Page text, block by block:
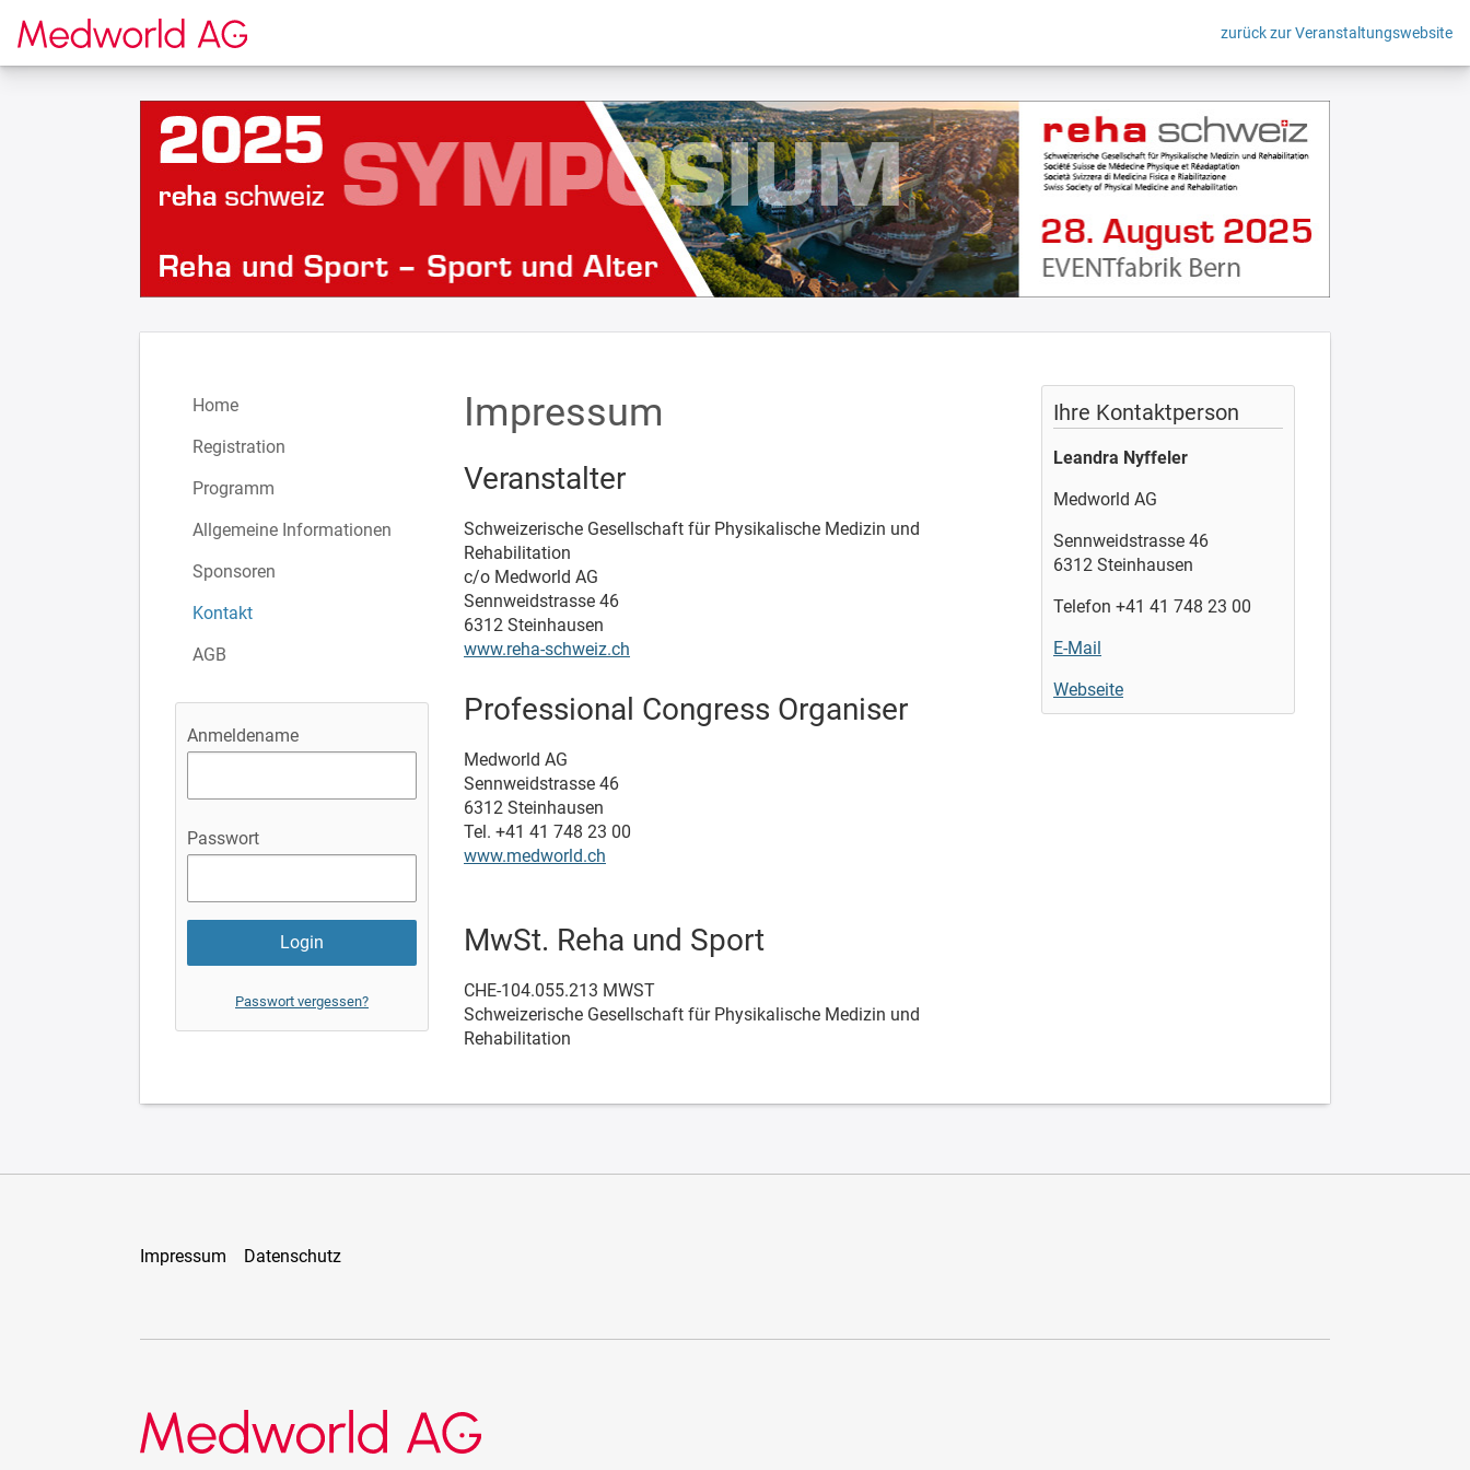
Zur Startseite zurück zur Veranstaltungswebsite
Home
Registration
Programm
Allgemeine Informationen
Sponsoren
Kontakt
AGB
Anmeldename
Passwort
Passwort vergessen?
Impressum
Veranstalter
Schweizerische Gesellschaft für Physikalische Medizin und
Rehabilitation
c/o Medworld AG
Sennweidstrasse 46
6312 Steinhausen
www.reha-schweiz.ch
Professional Congress Organiser
Medworld AG
Sennweidstrasse 46
6312 Steinhausen
Tel. +41 41 748 23 00
www.medworld.ch
MwSt. Reha und Sport
CHE-104.055.213 MWST
Schweizerische Gesellschaft für Physikalische Medizin und
Rehabilitation
Ihre Kontaktperson
Leandra Nyffeler
Medworld AG
Sennweidstrasse 46
6312 Steinhausen
Telefon +41 41 748 23 00
E-Mail
Webseite
Impressum Datenschutz
Medworld AG